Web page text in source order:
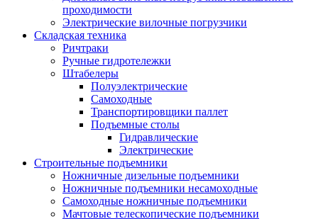
проходимости
Электрические вилочные погрузчики
Складская техника
Ричтраки
Ручные гидротележки
Штабелеры
Полуэлектрические
Самоходные
Транспортировщики паллет
Подъемные столы
Гидравлические
Электрические
Строительные подъемники
Ножничные дизельные подъемники
Ножничные подъемники несамоходные
Самоходные ножничные подъемники
Мачтовые телескопические подъемники